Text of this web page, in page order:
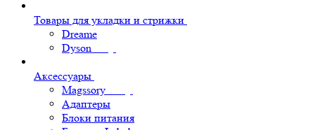
Товары для укладки и стрижки
Dreame
Dyson
Аксессуары
Magssory
Адаптеры
Блоки питания